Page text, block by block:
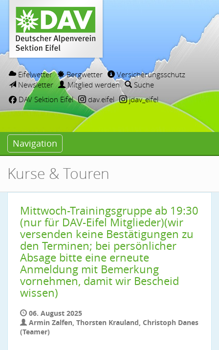
Eifelwetter Bergwetter
Versicherungsschutz
Newsletter
Mitglied werden
Suche
DAV Sektion Eifel
dav.eifel jdav_eifel
Navigation
Kurse & Touren
Mittwoch-Trainingsgruppe ab 19:30
(nur für DAV-Eifel Mitglieder)(wir
versenden keine Bestätigungen zu
den Terminen; bei persönlicher
Absage bitte eine erneute
Anmeldung mit Bemerkung
vornehmen, damit wir Bescheid
wissen)
06. August 2025
Armin Zalfen, Thorsten Krauland, Christoph Danes
(Teamer)